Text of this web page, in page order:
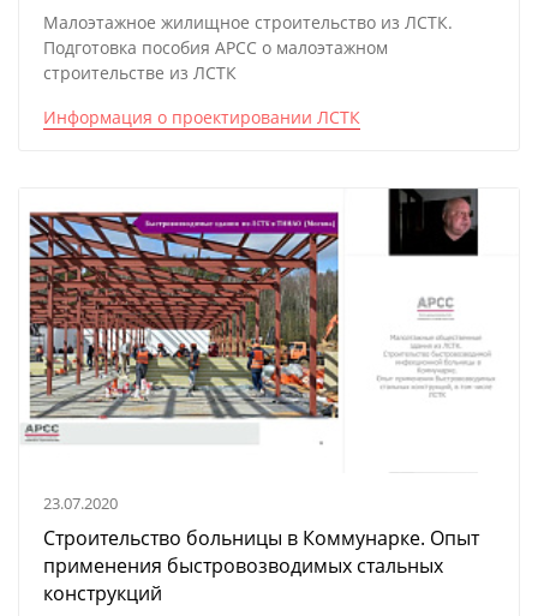
Малоэтажное жилищное строительство из ЛСТК.
Подготовка пособия АРСС о малоэтажном
строительстве из ЛСТК
Информация о проектировании ЛСТК
23.07.2020
Строительство больницы в Коммунарке. Опыт
применения быстровозводимых стальных
конструкций